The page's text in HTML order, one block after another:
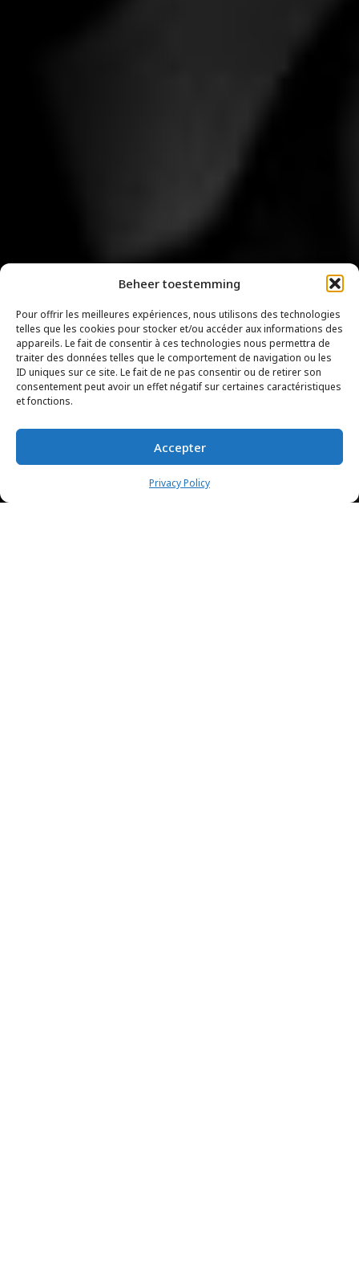
Beheer toestemming
Pour offrir les meilleures expériences, nous utilisons des technologies
telles que les cookies pour stocker et/ou accéder aux informations des
appareils. Le fait de consentir à ces technologies nous permettra de
traiter des données telles que le comportement de navigation ou les
ID uniques sur ce site. Le fait de ne pas consentir ou de retirer son
consentement peut avoir un effet négatif sur certaines caractéristiques
et fonctions.
Accepter
Privacy Policy